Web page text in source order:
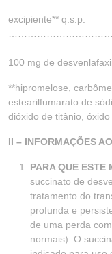
excipiente** q.s.p.
……………
100 mg de
**hipromelose,
estearilfumarato de
dióxido de titânio,
II – INFORMAÇÕES
PARA QUE ESTE
succinato de
tratamento do
profunda e
de uma perda
normais). O